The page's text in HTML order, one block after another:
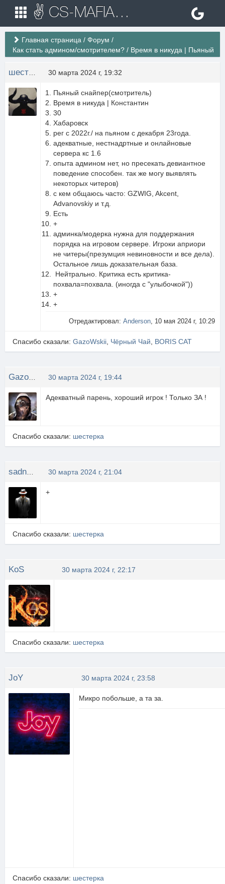
✌ CS-MAFIA.RU ✌ Игровые сервера Counter Strike 1.6
Главная страница / Форум /
Как стать админом/смотрителем? / Время в никуда | Пьяный
30 марта 2024 г, 19:32
Пьяный снайпер(смотритель)
Время в никуда | Константин
30
Хабаровск
рег с 2022г./ на пьяном с декабря 23года.
адекватные, нестнадртные и онлайновые
сервера кс 1.6
опыта админом нет, но пресекать девиантное
поведение способен. так же могу выявлять
некоторых читеров)
с кем общаюсь часто: GZWIG, Akcent,
Advanovskiy и т.д.
Есть
+
админка/модерка нужна для поддержания
порядка на игровом сервере. Игроки априори
не читеры(презумция невиновности и все дела).
Остальное лишь доказательная база.
Нейтрально. Критика есть критика-
похвала=похвала. (иногда с "улыбочкой"))
+
+
Отредактировал: Anderson, 10 мая 2024 г, 10:29
Спасибо сказали: GazoWskii Чёрный Чай BORIS CAT
30 марта 2024 г, 19:44
Адекватный парень, хороший игрок ! Только ЗА !
Спасибо сказали: шестерка
30 марта 2024 г, 21:04
+
Спасибо сказали: шестерка
KoS 30 марта 2024 г, 22:17
Спасибо сказали: шестерка
JoY 30 марта 2024 г, 23:58
Микро побольше, а та за.
Спасибо сказали: шестерка